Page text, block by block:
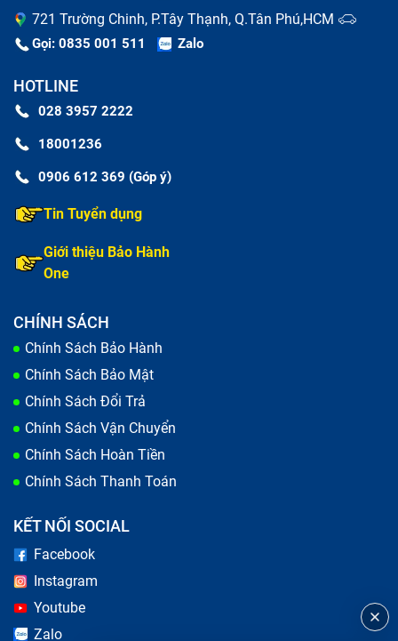
721 Trường Chinh, P.Tây Thạnh, Q.Tân Phú,HCM
Gọi: 0835 001 511 Zalo
HOTLINE
028 3957 2222
18001236
0906 612 369 (Góp ý)
Tin Tuyển dụng
Giới thiệu Bảo Hành
One
CHÍNH SÁCH
Chính Sách Bảo Hành
Chính Sách Bảo Mật
Chính Sách Đổi Trả
Chính Sách Vận Chuyển
Chính Sách Hoàn Tiền
Chính Sách Thanh Toán
KẾT NỐI SOCIAL
Facebook
Instagram
Youtube
Zalo